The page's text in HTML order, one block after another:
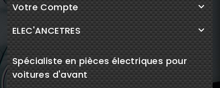
Votre Compte 
ELEC'ANCETRES 
Spécialiste en pièces électriques pour
voitures d'avant